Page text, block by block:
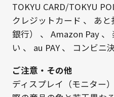
TOKYU CARD/TOKYU
クレジットカード 、 あ
銀行）
、 Amazon Pay、
い 、 au PAY、 コンビニ
ご注意・その他
ディスプレイ（モニター